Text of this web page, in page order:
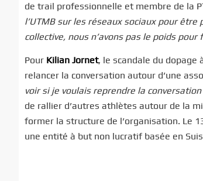
de trail professionnelle et membre de la
l’UTMB sur les réseaux sociaux pour
collective, nous n’avons pas le poids
Pour Kilian Jornet, le scandale du dopage
relancer la conversation autour d’une
voir si je voulais reprendre la
de rallier d’autres athlètes autour de la
former la structure de l’organisation. Le
une entité à but non lucratif basée en